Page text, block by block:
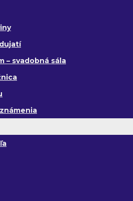
– svadobná sála